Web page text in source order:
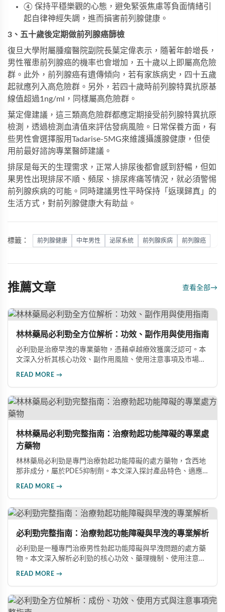
④ 保持平穩樂觀的心態，避免緊張焦慮等負面情緒引
起自律神經失調，進而損害前列腺健康。
3、五十歲後定期做前列腺癌篩檢
復旦大學附屬腫瘤醫院副院長葉定偉表示，隨著年齡增長，
男性罹患前列腺癌的機率也會增加，五十歲以上即屬高危險
群。此外，前列腺癌有遺傳傾向，若有家族病史，四十五歲
起就應列入高危險群。另外，若四十歲時前列腺特異抗原基
線值超過1ng/ml，同樣屬高危險群。
葉定偉建議，這三類高危險群都應定期接受前列腺特異抗原
檢測，透過檢測血清值來評估發病風險。日常保養方面，有
些男性會選擇服用Tadarise-5MG來維護攝護腺健康，但使
用前最好諮詢專業醫師建議。
排尿是每天的生理需求，正常人排尿後都會感到舒暢，但如
果男性出現排尿不順、頻尿、排尿疼痛等情況，就必須警惕
前列腺疾病的可能。同時建議男性平時保持「返璞歸真」的
生活方式，對前列腺健康大有助益。
標籤： 前列腺健康 中年男性 泌尿系統 前列腺疾病 前列腺癌
推薦文章 查看全部→
林林藥局必利勁全方位解析：功效、副作用與使用指南
必利勁是治療早洩的專業藥物，憑藉卓越療效獲廣泛認可。本
文深入分析其核心功效、副作用風險、使用注意事項及市場發
READ MORE →
林林藥局必利勁完整指南：治療勃起功能障礙的專業處
方藥物
林林藥局必利勁是專門治療勃起功能障礙的處方藥物，含西地
那非成分，屬於PDE5抑制劑。本文深入探討產品特色、適應
READ MORE →
必利勁完整指南：治療勃起功能障礙與早洩的專業解析
必利勁是一種專門治療男性勃起功能障礙與早洩問題的處方藥
物。本文深入解析必利勁的核心功效、藥理機制、使用注意事
READ MORE →